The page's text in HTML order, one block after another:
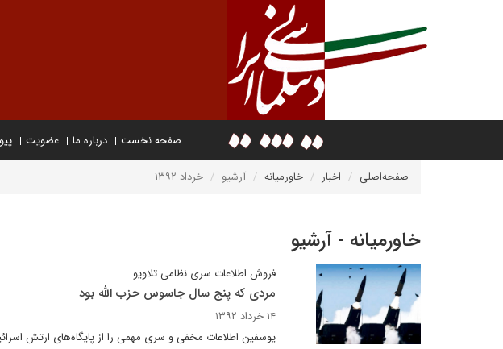
صفحه نخست درباره ما عضویت
صفحه‌اصلی اخبار خاورمیانه آرشیو خرداد ۱۳۹۲
خاورمیانه - آرشیو
فروش اطلاعات سری نظامی تلاویو
مردی که پنج سال جاسوس حزب الله بود
۱۴ خرداد ۱۳۹۲